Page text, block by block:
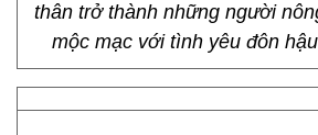
thân trở thành những người
mộc mạc với tình yêu đôn